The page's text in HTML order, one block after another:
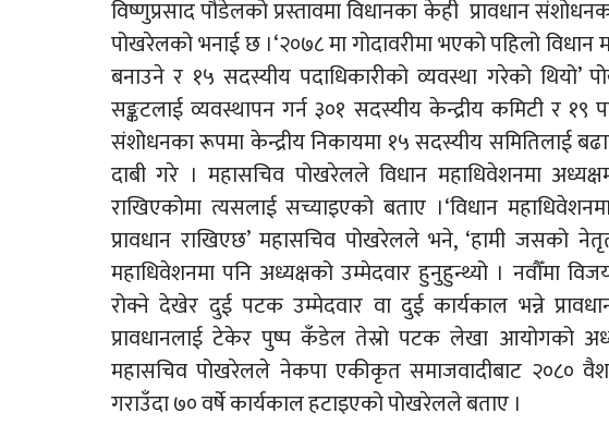
विष्णुप्रसाद पौडेलको प्रस्तावमा विधानका केही प्रावधान
पोखरेलको भनाई छ ।‘२०७८ मा गोदावरीमा भएको पहिलो
बनाउने र १५ सदस्यीय पदाधिकारीको व्यवस्था गरेको थियो’
सङ्कटलाई व्यवस्थापन गर्न ३०१ सदस्यीय केन्द्रीय कमिटी र १९
संशोधनका रूपमा केन्द्रीय निकायमा १५ सदस्यीय समितिलाई
दाबी गरे । महासचिव पोखरेलले विधान महाधिवेशनमा
राखिएकोमा त्यसलाई सच्याइएको बताए ।‘विधान
प्रावधान राखिएछ’ महासचिव पोखरेलले भने, ‘हामी जसको
महाधिवेशनमा पनि अध्यक्षको उम्मेदवार हुनुहुन्थ्यो । नवौँमा
रोक्ने देखेर दुई पटक उम्मेदवार वा दुई कार्यकाल भन्ने
प्रावधानलाई टेकेर पुष्प कँडेल तेस्रो पटक लेखा आयोगको
महासचिव पोखरेलले नेकपा एकीकृत समाजवादीबाट २०८०
गराउँदा ७० वर्षे कार्यकाल हटाइएको पोखरेलले बताए ।